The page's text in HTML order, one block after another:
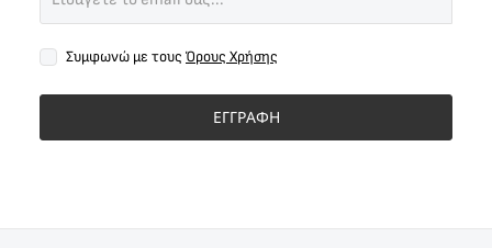
Συμφωνώ με τους Όρους Χρήσης
ΕΓΓΡΑΦΗ